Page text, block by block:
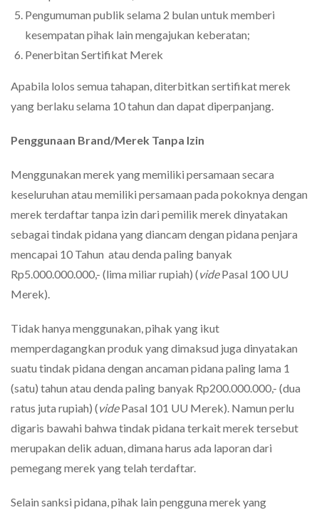
Pengumuman publik selama 2 bulan untuk memberi
kesempatan pihak lain mengajukan keberatan;
Penerbitan Sertifikat Merek
Apabila lolos semua tahapan, diterbitkan sertifikat merek
yang berlaku selama 10 tahun dan dapat diperpanjang.
Penggunaan Brand/Merek Tanpa Izin
Menggunakan merek yang memiliki persamaan secara
keseluruhan atau memiliki persamaan pada pokoknya dengan
merek terdaftar tanpa izin dari pemilik merek dinyatakan
sebagai tindak pidana yang diancam dengan pidana penjara
mencapai 10 Tahun atau denda paling banyak
Rp5.000.000.000,- (lima miliar rupiah) (videPasal 100 UU
Merek).
Tidak hanya menggunakan, pihak yang ikut
memperdagangkan produk yang dimaksud juga dinyatakan
suatu tindak pidana dengan ancaman pidana paling lama 1
(satu) tahun atau denda paling banyak Rp200.000.000,- (dua
ratus juta rupiah) (videPasal 101 UU Merek). Namun perlu
digaris bawahi bahwa tindak pidana terkait merek tersebut
merupakan delik aduan, dimana harus ada laporan dari
pemegang merek yang telah terdaftar.
Selain sanksi pidana, pihak lain pengguna merek yang